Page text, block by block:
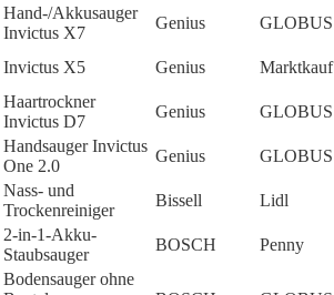
Hand-/Akkusauger
Invictus X7
Genius GLOBUS
Invictus X5
Genius Marktkauf
Haartrockner
Invictus D7
Genius GLOBUS
Handsauger Invictus
One 2.0
Genius GLOBUS
Nass- und
Trockenreiniger
Bissell Lidl
2-in-1-Akku-
Staubsauger
BOSCH Penny
Bodensauger ohne